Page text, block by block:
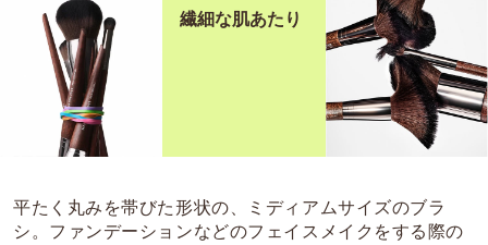
繊細な肌あたり
平たく丸みを帯びた形状の、ミディアムサイズのブラ
シ。ファンデーションなどのフェイスメイクをする際の